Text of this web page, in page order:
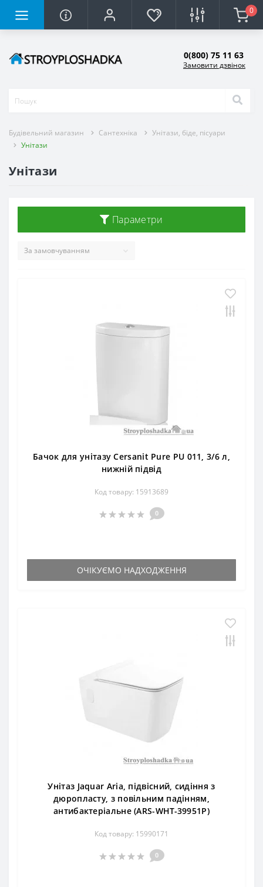
0
0(800) 75 11 63
Замовити дзвінок
Будівельний магазин Сантехніка
Унітази, біде, пісуари
Унітази
Унітази
Параметри
Бачок для унітазу Cersanit Pure PU 011, 3/6 л,
нижній підвід
Код товару: 15913689
0
ОЧІКУЄМО НАДХОДЖЕННЯ
Унітаз Jaquar Aria, підвісний, сидіння з
дюропласту, з повільним падінням,
антибактеріальне (ARS-WHT-39951P)
Код товару: 15990171
0